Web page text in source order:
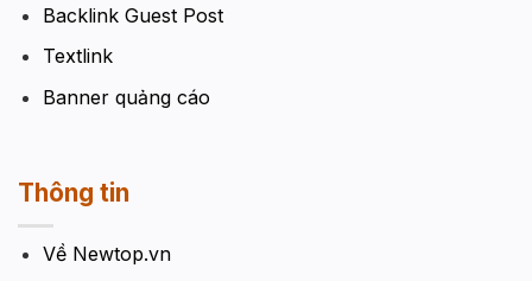
Backlink Guest Post
Textlink
Banner quảng cáo
Thông tin
Về Newtop.vn